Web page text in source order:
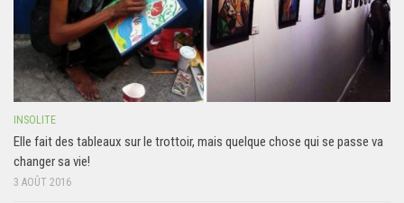
INSOLITE
Elle fait des tableaux sur le trottoir, mais quelque chose qui se passe va
changer sa vie!
3 AOÛT 2016